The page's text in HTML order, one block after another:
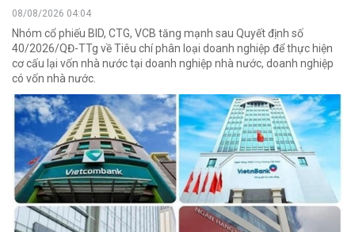
08/08/2026 04:04
Nhóm cổ phiếu BID, CTG, VCB tăng mạnh sau Quyết định số
40/2026/QĐ-TTg về Tiêu chí phân loại doanh nghiệp để thực hiện
cơ cấu lại vốn nhà nước tại doanh nghiệp nhà nước, doanh nghiệp
có vốn nhà nước.